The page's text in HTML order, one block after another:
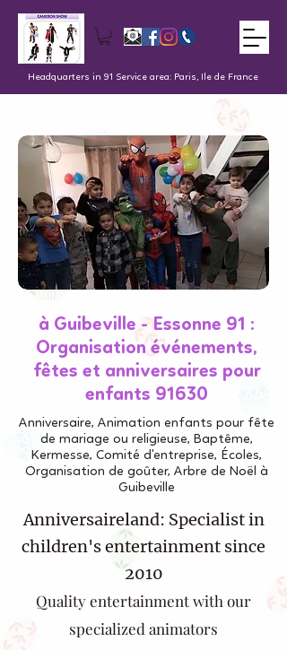
Headquarters in 91 Service area: Paris, Ile de France
à Guibeville - Essonne 91 :
Organisation événements,
fêtes et anniversaires pour
enfants 91630
Anniversaire, Animation enfants pour fête
de mariage ou religieuse, Baptême,
Kermesse, Comité d'entreprise, Écoles,
Organisation de goûter, Arbre de Noël à
Guibeville
Anniversaireland: Specialist in
children's entertainment since
2010
Quality entertainment with our
specialized animators